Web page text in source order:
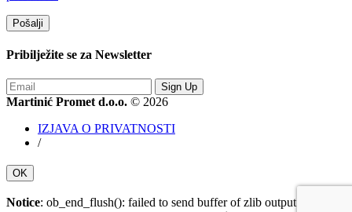
Pribilježite se za Newsletter
Sign Up
Martinić Promet d.o.o. © 2026
IZJAVA O PRIVATNOSTI
/
OK
Notice: ob_end_flush(): failed to send buffer of zlib output